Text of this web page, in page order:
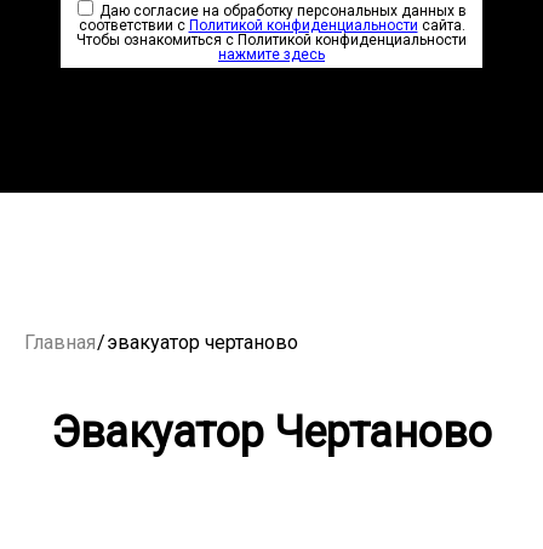
Даю согласие на обработку персональных данных в
соответствии с Политикой конфиденциальности сайта.
Чтобы ознакомиться с Политикой конфиденциальности
нажмите здесь
Главная/эвакуатор чертаново
Эвакуатор Чертаново